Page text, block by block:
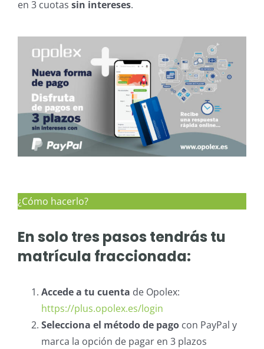
en 3 cuotas sin intereses.
¿Cómo hacerlo?
En solo tres pasos tendrás tu
matrícula fraccionada:
Accede a tu cuenta de Opolex:
https://plus.opolex.es/login
Selecciona el método de pago con PayPal y
marca la opción de pagar en 3 plazos